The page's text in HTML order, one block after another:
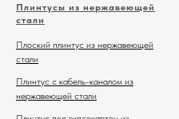
Плинтусы из нержавеющей
стали
Плоский плинтус из нержавеющей
стали
Плинтус с кабель-каналом из
нержавеющей стали